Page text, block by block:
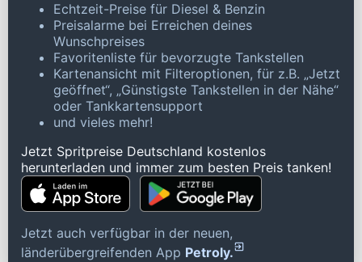
Echtzeit-Preise für Diesel & Benzin
Preisalarme bei Erreichen deines
Wunschpreises
Favoritenliste für bevorzugte Tankstellen
Kartenansicht mit Filteroptionen, für z.B. „Jetzt
geöffnet“, „Günstigste Tankstellen in der Nähe“
oder Tankkartensupport
und vieles mehr!
Jetzt Spritpreise Deutschland kostenlos
herunterladen und immer zum besten Preis tanken!
Jetzt auch verfügbar in der neuen,
länderübergreifenden App Petroly.